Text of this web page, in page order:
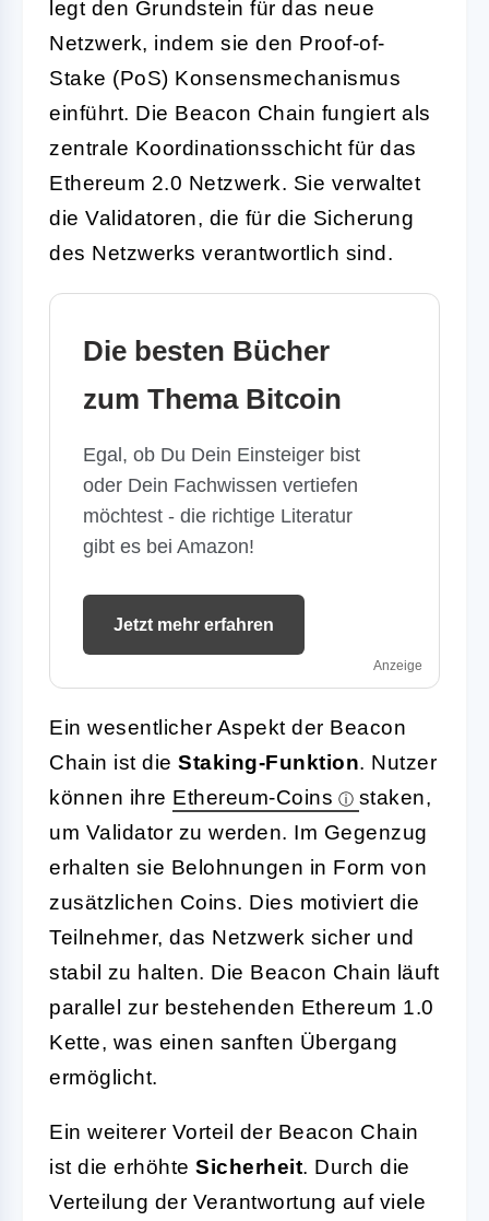
legt den Grundstein für das neue
Netzwerk, indem sie den Proof-of-
Stake (PoS) Konsensmechanismus
einführt. Die Beacon Chain fungiert als
zentrale Koordinationsschicht für das
Ethereum 2.0 Netzwerk. Sie verwaltet
die Validatoren, die für die Sicherung
des Netzwerks verantwortlich sind.
Die besten Bücher
zum Thema Bitcoin
Egal, ob Du Dein Einsteiger bist
oder Dein Fachwissen vertiefen
möchtest - die richtige Literatur
gibt es bei Amazon!
Jetzt mehr erfahren
Anzeige
Ein wesentlicher Aspekt der Beacon
Chain ist die Staking-Funktion. Nutzer
können ihre Ethereum-Coins
staken,
um Validator zu werden. Im Gegenzug
erhalten sie Belohnungen in Form von
zusätzlichen Coins. Dies motiviert die
Teilnehmer, das Netzwerk sicher und
stabil zu halten. Die Beacon Chain läuft
parallel zur bestehenden Ethereum 1.0
Kette, was einen sanften Übergang
ermöglicht.
Ein weiterer Vorteil der Beacon Chain
ist die erhöhte Sicherheit. Durch die
Verteilung der Verantwortung auf viele